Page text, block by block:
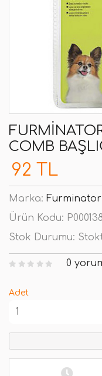
COMB
92 TL
Marka: Furminator
Ürün Kodu:
Stok Durumu:
0
Adet